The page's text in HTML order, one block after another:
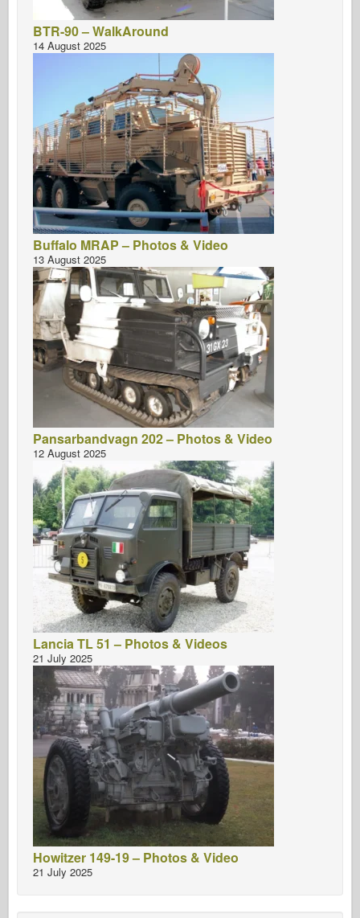
BTR-90 – WalkAround
14 August 2025
Buffalo MRAP – Photos & Video
13 August 2025
Pansarbandvagn 202 – Photos & Video
12 August 2025
Lancia TL 51 – Photos & Videos
21 July 2025
Howitzer 149-19 – Photos & Video
21 July 2025